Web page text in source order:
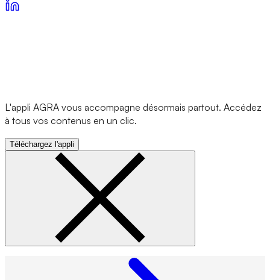
L'appli AGRA vous accompagne désormais partout. Accédez
à tous vos contenus en un clic.
Téléchargez l'appli